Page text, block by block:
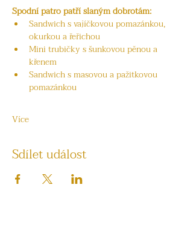
Spodní patro patří slaným dobrotám:
Sandwich s vajíčkovou pomazánkou,
okurkou a řeřichou
Mini trubičky s šunkovou pěnou a
křenem
Sandwich s masovou a pažitkovou
pomazánkou
Více
Sdílet událost